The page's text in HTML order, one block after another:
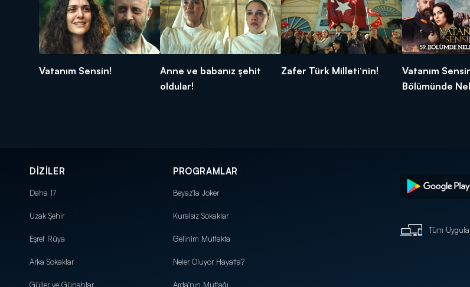
Vatanım Sensin!
Anne ve babanız şehit
oldular!
Zafer Türk Milleti‘nin!
Vatanım
Bölümünde
DİZİLER
Daha 17
Uzak Şehir
Eşref Rüya
Arka Sokaklar
Güller ve Günahlar
PROGRAMLAR
Beyaz'la Joker
Kuralsız Sokaklar
Gelinim Mutfakta
Neler Oluyor Hayatta?
Arda'nın Mutfağı
Tüm